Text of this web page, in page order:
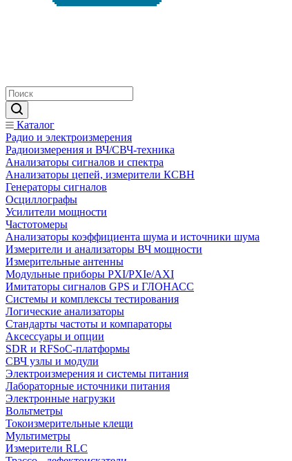
Каталог
Радио и электроизмерения
Радиоизмерения и ВЧ/СВЧ-техника
Анализаторы сигналов и спектра
Анализаторы цепей, измерители КСВН
Генераторы сигналов
Осциллографы
Усилители мощности
Частотомеры
Анализаторы коэффициента шума и источники шума
Измерители и анализаторы ВЧ мощности
Измерительные антенны
Модульные приборы PXI/PXIe/AXI
Имитаторы сигналов GPS и ГЛОНАСС
Системы и комплексы тестирования
Логические анализаторы
Стандарты частоты и компараторы
Аксессуары и опции
SDR и RFSoC‑платформы
СВЧ узлы и модули
Электроизмерения и системы питания
Лабораторные источники питания
Электронные нагрузки
Вольтметры
Токоизмерительные клещи
Мультиметры
Измерители RLC